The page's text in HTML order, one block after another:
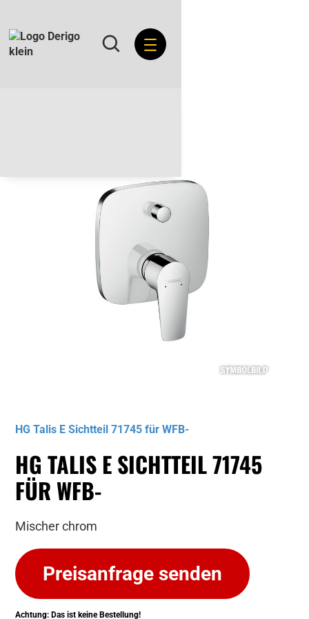
HG Talis E Sichtteil 71745 für WFB-
HG TALIS E SICHTTEIL 71745
FÜR WFB-
Mischer chrom
Preisanfrage senden
Achtung: Das ist keine Bestellung!